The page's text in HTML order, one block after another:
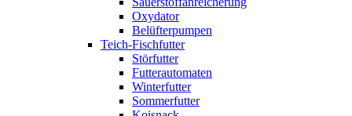
Oxydator
Belüfterpumpen
Teich-Fischfutter
Störfutter
Futterautomaten
Winterfutter
Sommerfutter